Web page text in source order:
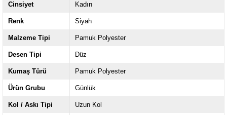
Cinsiyet Kadın
Renk Siyah
Malzeme Tipi Pamuk Polyester
Desen Tipi Düz
Kumaş Türü Pamuk Polyester
Ürün Grubu Günlük
Kol / Askı Tipi Uzun Kol